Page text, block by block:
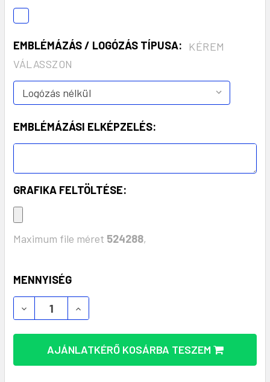
EMBLÉMÁZÁS / LOGÓZÁS TÍPUSA:
KÉREM
VÁLASSZON
EMBLÉMÁZÁSI ELKÉPZELÉS:
GRAFIKA FELTÖLTÉSE:
Maximum file méret 524288,
KÉSZLET:
MENNYISÉG
LENNY PLÜSS MAJOM KAPUCNIS PULÓVERBEN -
LENNY PLÜSS MAJOM KAPUCNIS
AJÁNLATKÉRŐ KOSÁRBA TESZEM